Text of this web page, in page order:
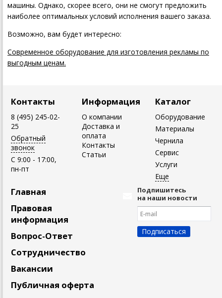
машины. Однако, скорее всего, они не смогут предложить
наиболее оптимальных условий исполнения вашего заказа.
Возможно, вам будет интересно:
Современное оборудование для изготовления рекламы по
выгодным ценам.
Контакты
8 (495) 245-02-
25
Обратный
звонок
C 9:00 - 17:00,
пн-пт
Информация
О компании
Доставка и
оплата
Контакты
Статьи
Каталог
Оборудование
Материалы
Чернила
Сервис
Услуги
Главная
Правовая
информация
Вопрос-Ответ
Сотрудничество
Вакансии
Публичная оферта
Подпишитесь
на наши новости